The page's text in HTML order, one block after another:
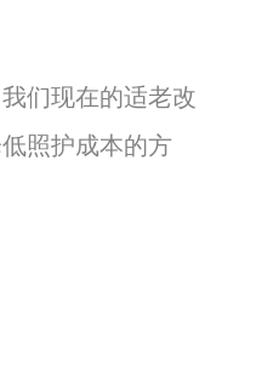
们现在的适老改
照护成本的方